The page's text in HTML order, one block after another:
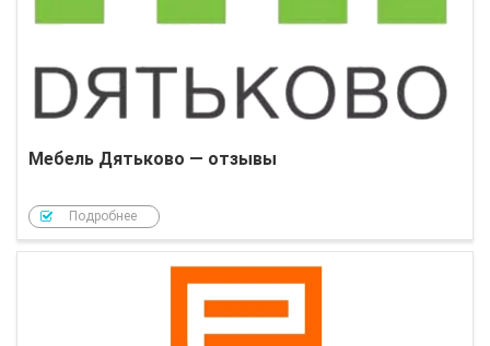
Мебель Дятьково — отзывы
Подробнее